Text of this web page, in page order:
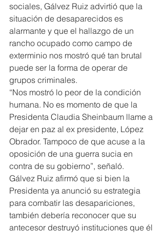
sociales, Gálvez Ruiz advirtió que la
situación de desaparecidos es
alarmante y que el hallazgo de un
rancho ocupado como campo de
exterminio nos mostró qué tan brutal
puede ser la forma de operar de
grupos criminales.
“Nos mostró lo peor de la condición
humana. No es momento de que la
Presidenta Claudia Sheinbaum llame a
dejar en paz al ex presidente, López
Obrador. Tampoco de que acuse a la
oposición de una guerra sucia en
contra de su gobierno”, señaló.
Gálvez Ruiz afirmó que si bien la
Presidenta ya anunció su estrategia
para combatir las desapariciones,
también debería reconocer que su
antecesor destruyó instituciones que él